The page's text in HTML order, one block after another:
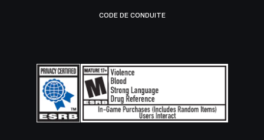
CODE DE CONDUITE